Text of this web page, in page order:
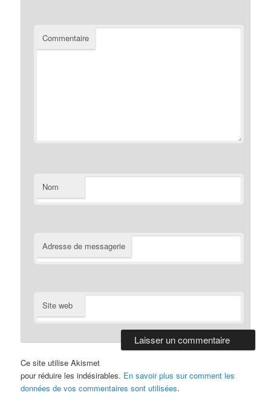
Commentaire
Nom
Adresse de messagerie
Site web
Ce site utilise Akismet
pour réduire les indésirables. En savoir plus sur comment les
données de vos commentaires sont utilisées.